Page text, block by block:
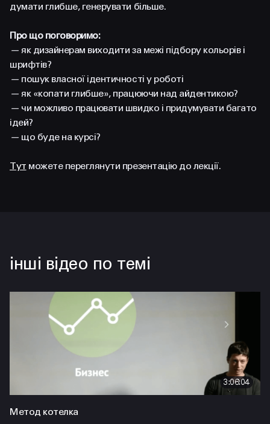
думати глибше, генерувати більше.
Про що поговоримо:
— як дизайнерам виходити за межі підбору кольорів і
шрифтів?
— пошук власної ідентичності у роботі
— як «копати глибше», працюючи над айдентикою?
— чи можливо працювати швидко і придумувати багато
ідей?
— що буде на курсі?
Тут можете переглянути презентацію до лекції.
інші відео по темі
3:06:04
Метод котелка